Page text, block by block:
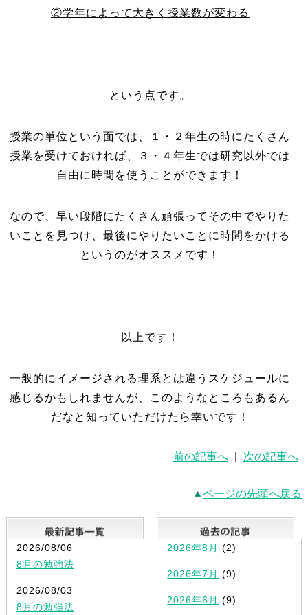
②学年によって大きく授業数が変わる
という点です。
授業の単位という面では、１・２年生の時にたくさん
授業を受けておければ、３・４年生では研究以外では
自由に時間を使うことができます！
なので、早い段階にたくさん頑張ってその中でやりた
いことを見つけ、最後にやりたいことに時間をかける
というのがオススメです！
以上です！
一般的にイメージされる理系とは違うスケジュールに
感じるかもしれませんが、このようなところもあるん
だなと知っていただけたら幸いです！
前の記事へ 次の記事へ
ページの先頭へ戻る
最新記事一覧
2026/08/06
8月の勉強法
2026/08/03
8月の勉強法
2026年8月 (2)
2026年7月 (9)
2026年6月 (9)